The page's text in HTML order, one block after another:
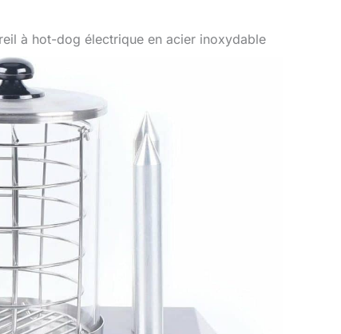
à hot-dog électrique en acier inoxydable